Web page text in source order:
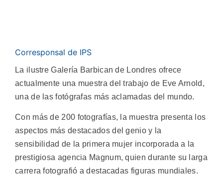
Corresponsal de IPS
La ilustre Galería Barbican de Londres ofrece
actualmente una muestra del trabajo de Eve Arnold,
una de las fotógrafas más aclamadas del mundo.
Con más de 200 fotografías, la muestra presenta los
aspectos más destacados del genio y la
sensibilidad de la primera mujer incorporada a la
prestigiosa agencia Magnum, quien durante su larga
carrera fotografió a destacadas figuras mundiales.